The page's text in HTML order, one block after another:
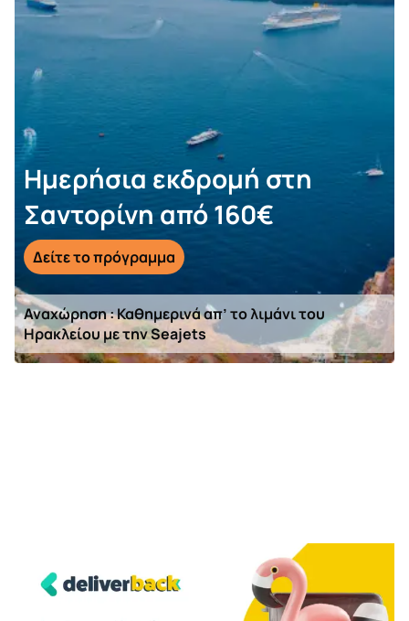
Ημερήσια εκδρομή στη
Σαντορίνη από 160€
Δείτε το πρόγραμμα
Αναχώρηση : Καθημερινά απ’ το λιμάνι του
Ηρακλείου με την Seajets